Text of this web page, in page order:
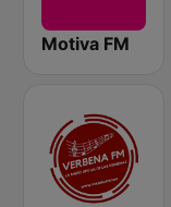
Motiva FM